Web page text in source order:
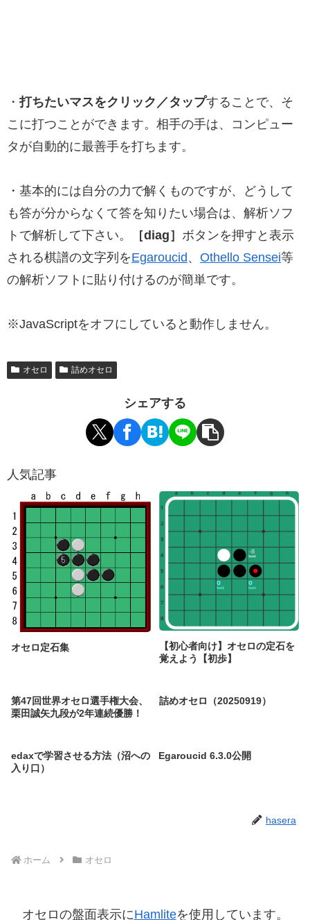
・打ちたいマスをクリック／タップすることで、そ
こに打つことができます。相手の手は、コンピュー
タが自動的に最善手を打ちます。
・基本的には自分の力で解くものですが、どうして
も答が分からなくて答を知りたい場合は、解析ソフ
トで解析して下さい。
［diag］ ボタンを押すと表示
される棋譜の文字列をEgaroucid、 Othello Sensei等
の解析ソフトに貼り付けるのが簡単です。
※JavaScriptをオフにしていると動作しません。
オセロ 詰めオセロ
シェアする
人気記事
オセロ定石集
【初心者向け】オセロの定石を
覚えよう【初歩】
第47回世界オセロ選手権大会、
栗田誠矢九段が2年連続優勝！
詰めオセロ（20250919）
edaxで学習させる方法（沼への
入り口）
Egaroucid 6.3.0公開
hasera
ホーム オセロ
オセロの盤面表示にHamliteを使用しています。